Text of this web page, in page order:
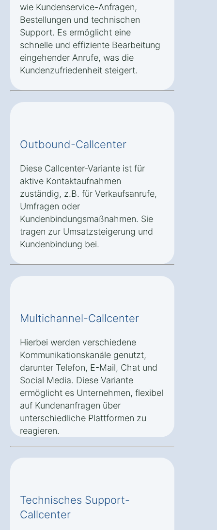
wie Kundenservice-Anfragen,
Bestellungen und technischen
Support. Es ermöglicht eine
schnelle und effiziente Bearbeitung
eingehender Anrufe, was die
Kundenzufriedenheit steigert.
Outbound-Callcenter
Diese Callcenter-Variante ist für
aktive Kontaktaufnahmen
zuständig, z.B. für Verkaufsanrufe,
Umfragen oder
Kundenbindungsmaßnahmen. Sie
tragen zur Umsatzsteigerung und
Kundenbindung bei.
Multichannel-Callcenter
Hierbei werden verschiedene
Kommunikationskanäle genutzt,
darunter Telefon, E-Mail, Chat und
Social Media. Diese Variante
ermöglicht es Unternehmen, flexibel
auf Kundenanfragen über
unterschiedliche Plattformen zu
reagieren.
Technisches Support-
Callcenter